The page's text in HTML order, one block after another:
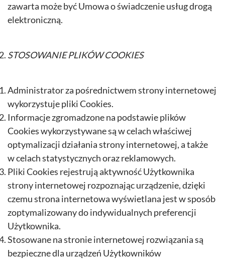
zawarta może być Umowa o świadczenie usług drogą
elektroniczną.
STOSOWANIE PLIKÓW COOKIES
Administrator za pośrednictwem strony internetowej
wykorzystuje pliki Cookies.
Informacje zgromadzone na podstawie plików
Cookies wykorzystywane są w celach właściwej
optymalizacji działania strony internetowej, a także
w celach statystycznych oraz reklamowych.
Pliki Cookies rejestrują aktywność Użytkownika
strony internetowej rozpoznając urządzenie, dzięki
czemu strona internetowa wyświetlana jest w sposób
zoptymalizowany do indywidualnych preferencji
Użytkownika.
Stosowane na stronie internetowej rozwiązania są
bezpieczne dla urządzeń Użytkowników